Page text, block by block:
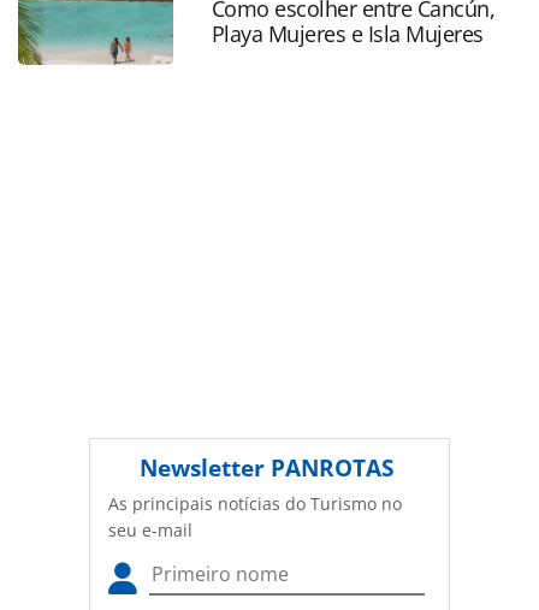
página. Todo o conteúdo produzido pela PANROTAS
Editora é protegido pela legislação brasileira sobre direito
autoral. Não reproduza o conteúdo sem autorização da
Como escolher entre Cancún,
Playa Mujeres e Isla Mujeres
Newsletter PANROTAS
As principais notícias do Turismo no
seu e-mail